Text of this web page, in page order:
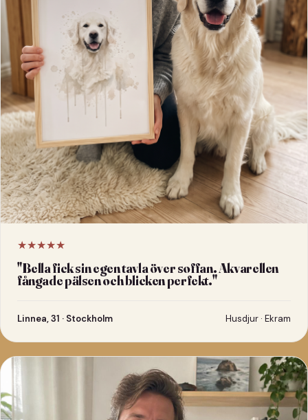
★★★★★
"Bella fick sin egen tavla över soffan. Akvarellen
fångade pälsen och blicken perfekt."
Linnea, 31 · Stockholm Husdjur · Ekram